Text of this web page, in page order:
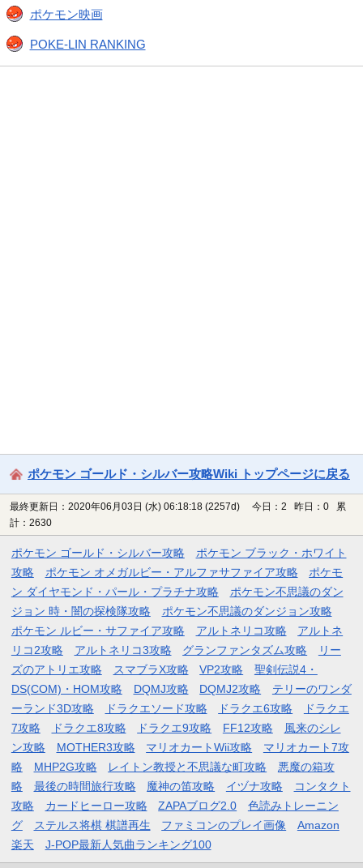
ポケモン映画
POKE-LIN RANKING
ポケモン ゴールド・シルバー攻略Wiki トップページに戻る
最終更新日：2020年06月03日 (水) 06:18:18 (2257d)
今日：2 昨日：0 累
計：2630
ポケモン ゴールド・シルバー攻略
ポケモン ブラック・ホワイト
攻略
ポケモン オメガルビー・アルファサファイア攻略
ポケモ
ン ダイヤモンド・パール・プラチナ攻略
ポケモン不思議のダン
ジョン 時・闇の探検隊攻略
ポケモン不思議のダンジョン攻略
ポケモン ルビー・サファイア攻略
アルトネリコ攻略
アルトネ
リコ2攻略
アルトネリコ3攻略 グランファンタズム攻略
リー
ズのアトリエ攻略
スマブラX攻略 VP2攻略
聖剣伝説4・
DS(COM)・HOM攻略
DQMJ攻略 DQMJ2攻略
テリーのワンダ
ーランド3D攻略
ドラクエソード攻略 ドラクエ6攻略
ドラクエ
7攻略
ドラクエ8攻略 ドラクエ9攻略 FF12攻略
風来のシレ
ン攻略
MOTHER3攻略 マリオカートWii攻略
マリオカート7攻
略
MHP2G攻略 レイトン教授と不思議な町攻略
悪魔の箱攻
略
最後の時間旅行攻略 魔神の笛攻略 イヅナ攻略
コンタクト
攻略
カードヒーロー攻略 ZAPAブログ2.0
色読みトレーニン
グ
ステルス将棋 棋譜再生 ファミコンのプレイ画像
Amazon
楽天
J-POP最新人気曲ランキング100